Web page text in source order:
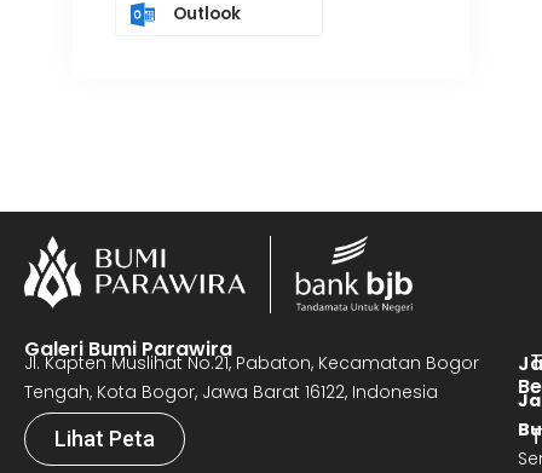
Outlook
Galeri Bumi Parawira
Jl. Kapten Muslihat No.21, Pabaton, Kecamatan Bogor
Tengah, Kota Bogor, Jawa Barat 16122, Indonesia
Lihat Peta